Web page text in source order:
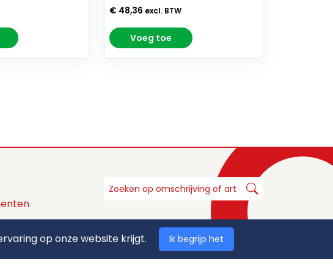
€ 48,36 excl. BTW
Voeg toe
op onze website krijgt. Ik begrijp het